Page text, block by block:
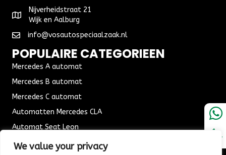
We value your privacy
Nijverheidstraat 21
Wijk en Aalburg
info@vosautospeciaalzaak.nl
POPULAIRE CATEGORIEEN
Mercedes A automat
Mercedes B automat
Mercedes C automat
Automatten Mercedes CLA
Automat Seat Leon
ALGEMENE VOORWAARDEN